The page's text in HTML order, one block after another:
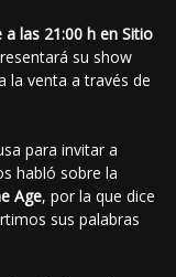
las 21:00 h en Sitio
su show
la venta a través de
para invitar a
habló sobre la
Age, por la que dice
sus palabras